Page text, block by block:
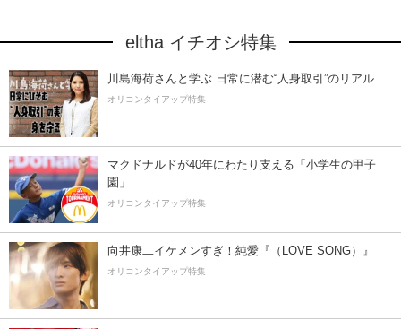
eltha イチオシ特集
川島海荷さんと学ぶ 日常に潜む“人身取引”のリアル
オリコンタイアップ特集
マクドナルドが40年にわたり支える「小学生の甲子
園」
オリコンタイアップ特集
向井康二イケメンすぎ！純愛『（LOVE SONG）』
オリコンタイアップ特集